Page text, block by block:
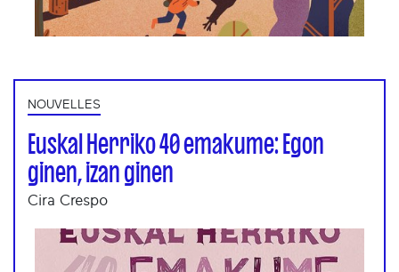
NOUVELLES
Euskal Herriko 40 emakume: Egon
ginen, izan ginen
Cira Crespo